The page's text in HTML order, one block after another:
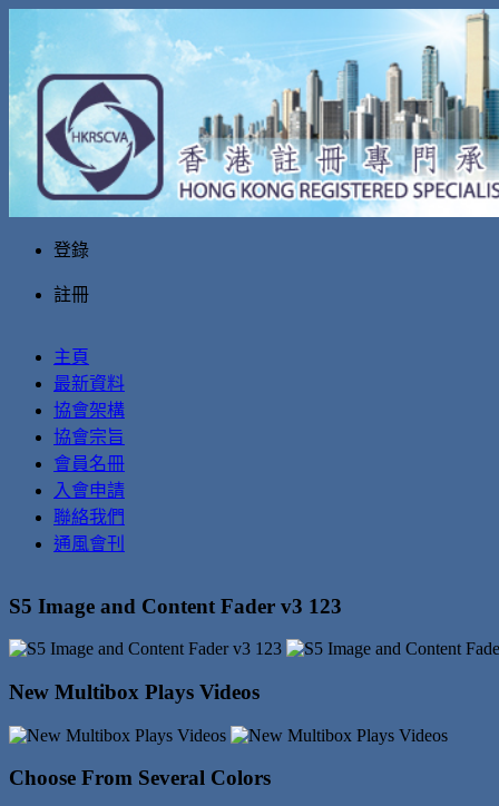
登錄
註冊
主頁
最新資料
協會架構
協會宗旨
會員名冊
入會申請
聯絡我們
通風會刊
S5 Image and Content Fader v3 123
New Multibox Plays Videos
Choose From Several Colors